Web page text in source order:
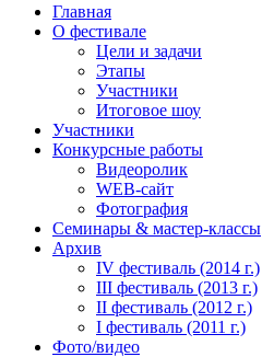
Главная
О фестивале
Цели и задачи
Этапы
Участники
Итоговое шоу
Участники
Конкурсные работы
Видеоролик
WEB-сайт
Фотография
Семинары & мастер-классы
Архив
IV фестиваль (2014 г.)
III фестиваль (2013 г.)
II фестиваль (2012 г.)
I фестиваль (2011 г.)
Фото/видео